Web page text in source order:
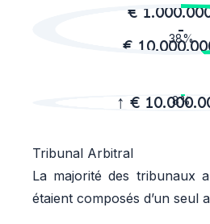
€
-
€
38%
↑ € 8%
Tribunal Arbitral
La majorité des tribunaux
étaient composés d’un seul